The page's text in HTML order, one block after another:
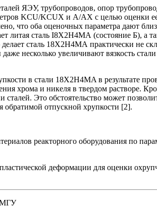
ЯЭУ, трубопроводов, опор
KCU/KCUX и A/AX с целью оценки
что оба оценочных параметра дают
литая сталь I8X2H4МА (состояние Б), а
сталь 18X2H4МА практически не
несколько увеличивают вязкость
в стали 18X2H4МA в результате
хрома и никеля в твердом растворе.
Это обстоятельство может
обратимой отпускной хрупкости [2].
реакторного оборудования по
деформации для оценки
МГУ